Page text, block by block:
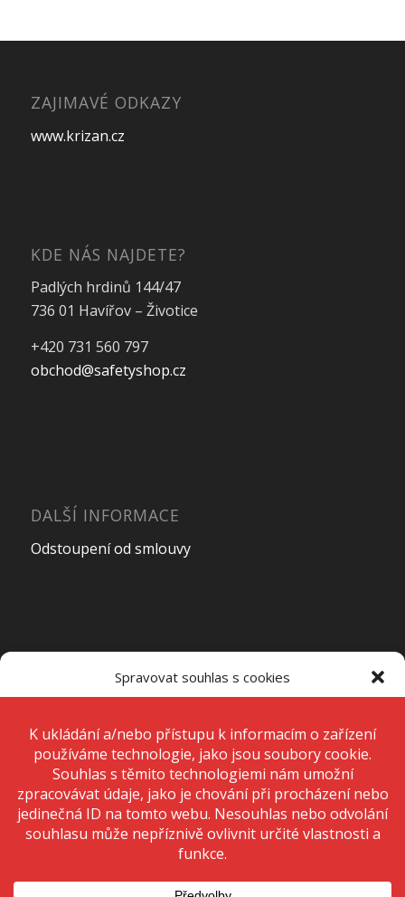
Spravovat souhlas s cookies
technologie, jako jsou soubory cookie. Děláme to, abychom zlepšili
zážitek z prohlížení a zobrazovali personalizované reklamy. Souhlas s
těmito technologiemi nám umožní zpracovávat údaje, jako je chování
při procházení nebo jedinečná ID na tomto webu. Nesouhlas nebo
odvolání souhlasu může nepříznivě ovlivnit určité vlastnosti a funkce.
Přijmout
Odmítnout
ZAJIMAVÉ ODKAZY
www.krizan.cz
KDE NÁS NAJDETE?
Padlých hrdinů 144/47
736 01 Havířov – Životice
+420 731 560 797
obchod@safetyshop.cz
DALŠÍ INFORMACE
Odstoupení od smlouvy
Pondělí – Pátek7:00 – 15:00
SobotaZavřeno
Neděle Zavřeno